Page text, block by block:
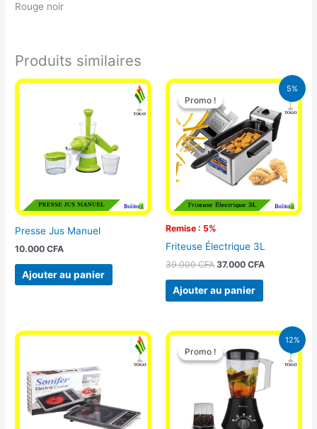
Rouge noir
Produits similaires
Presse Jus Manuel
10.000CFA
Ajouter au panier
5%
Promo !
Remise : 5%
Promo !
Friteuse Électrique 3L
39.000CFA
Le
initial
était :
39.000 CFA.
37.000 CFA
Le
prix
actuel
est :
37.000 CFA.
Ajouter au panier
12%
Promo !
Promo !
Le
prix
initial
était :
25.000 CFA.
Le
prix
actuel
est :